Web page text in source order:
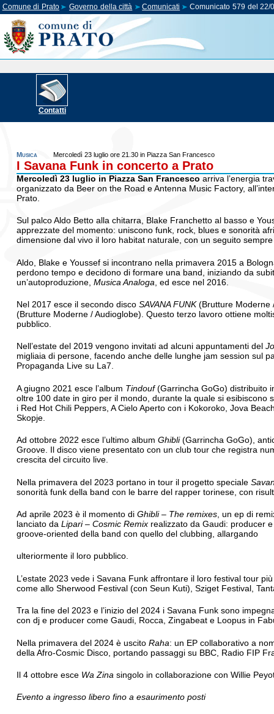
Comune di Prato Governo della città Comunicati Comunicato 579 del 22/
Contatti
Musica Mercoledì 23 luglio ore 21.30 in Piazza San Francesco
I Savana Funk in concerto a Prato
Mercoledì 23 luglio in Piazza San Francesco arriva l’energia
organizzato da Beer on the Road e Antenna Music Factory,
Prato.
Sul palco Aldo Betto alla chitarra, Blake Franchetto al basso e
apprezzate del momento: uniscono funk, rock, blues e sonorità
dimensione dal vivo il loro habitat naturale, con un seguito
Aldo, Blake e Youssef si incontrano nella primavera 2015 a
perdono tempo e decidono di formare una band, iniziando da
un’autoproduzione,Musica Analoga , ed esce nel 2016.
Nel 2017 esce il secondo discoSAVANA FUNK(Brutture Moderne
(Brutture Moderne / Audioglobe). Questo terzo lavoro ottiene
pubblico.
Nell’estate del 2019 vengono invitati ad alcuni appuntamenti del
migliaia di persone, facendo anche delle lunghe jam session sul
Propaganda Live su La7.
A giugno 2021 esce l’album Tindouf(Garrincha GoGo) distribuito
oltre 100 date in giro per il mondo, durante la quale si
i Red Hot Chili Peppers, A Cielo Aperto con i Kokoroko, Jova
Skopje.
Ad ottobre 2022 esce l’ultimo albumGhibli(Garrincha GoGo),
Groove. Il disco viene presentato con un club tour che registra
crescita del circuito live.
Nella primavera del 2023 portano in tour il progetto speciale
sonorità funk della band con le barre del rapper torinese, con
Ad aprile 2023 è il momento diGhibli – The remixes , un ep di
lanciato daLipari – Cosmic Remix realizzato da Gaudi: producer
groove-oriented della band con quello del clubbing, allargando
ulteriormente il loro pubblico.
L’estate 2023 vede i Savana Funk affrontare il loro festival tour
come allo Sherwood Festival (con Seun Kuti), Sziget Festival,
Tra la fine del 2023 e l’inizio del 2024 i Savana Funk sono
con dj e producer come Gaudi, Rocca, Zingabeat e Loopus in
Nella primavera del 2024 è uscitoRaha: un EP collaborativo a
della Afro-Cosmic Disco, portando passaggi su BBC, Radio FIP
Il 4 ottobre esce Wa Zina singolo in collaborazione con Willie
Evento a ingresso libero fino a esaurimento posti